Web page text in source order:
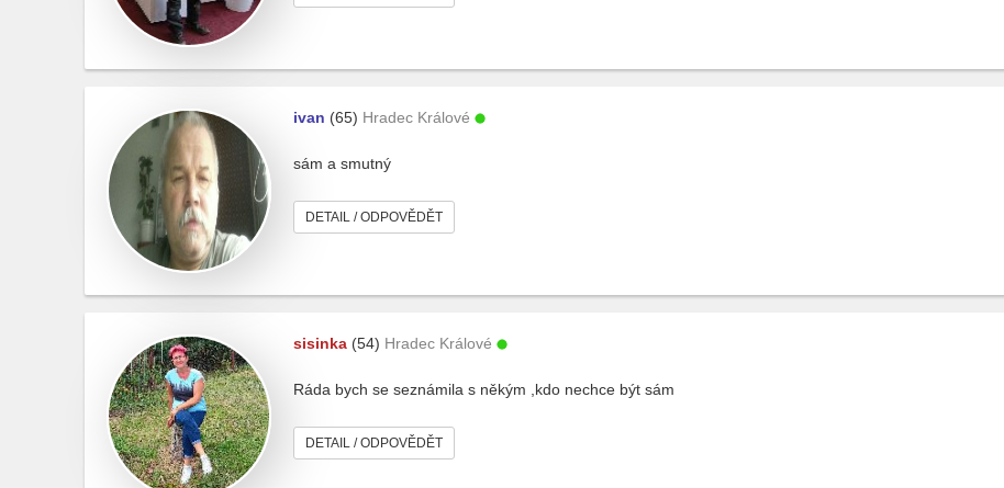
ivan (65) Hradec Králové
sám a smutný
DETAIL / ODPOVĚDĚT
sisinka (54) Hradec Králové
Ráda bych se seznámila s někým ,kdo nechce být sám
DETAIL / ODPOVĚDĚT